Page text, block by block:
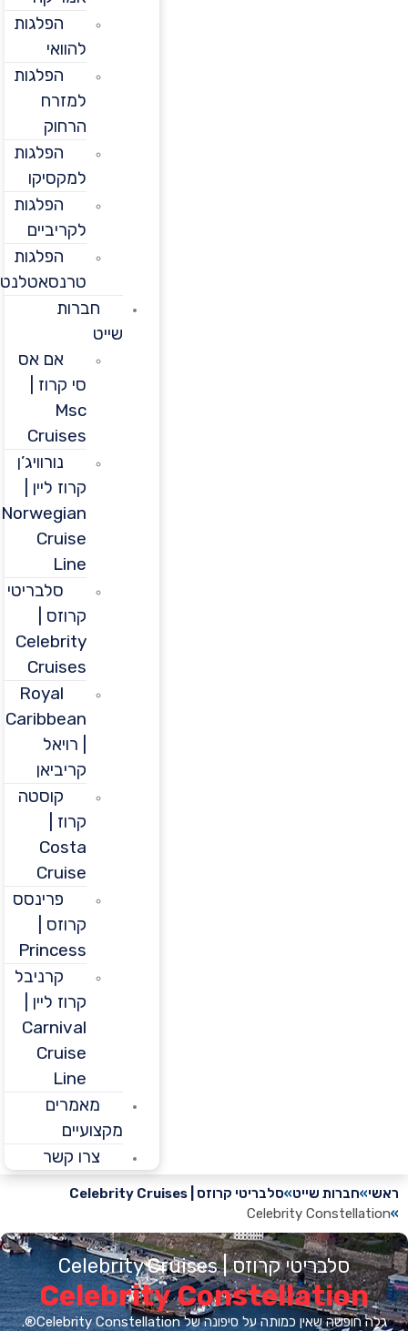
הפלגות
הפלגות
למזרח
הרחוק
הפלגות
למקסיקו
הפלגות
לקריביים
הפלגות
טרנסאטלנטיות
חברות
אם אס
סי קרוז |
Cruises
נורוויג’ן
קרוז ליין |
Norwegian
Cruise
סלבריטי
קרוזס |
Celebrity
Cruises
Royal
Caribbean
קריביאן
קוסטה
Costa
Cruise
פרינסס
קרוזס |
Princess
קרניבל
קרוז ליין |
Carnival
Cruise
מאמרים
מקצועיים
צרו קשר
חברות שייט סלבריטי קרוזס | Celebrity Cruises
Celebrity
סלבריטי קרוזס | Celebrity Cruises
Celebrity
גלה חופשה שאין כמותה על סיפונה של Celebrity Constellation®.